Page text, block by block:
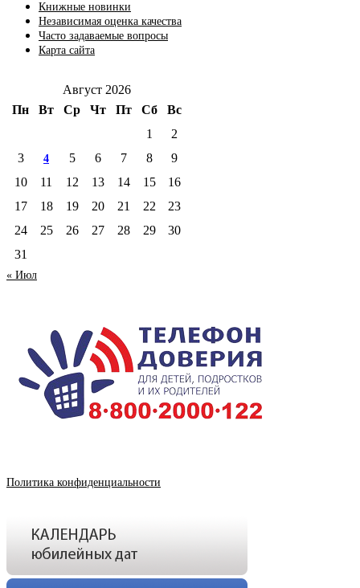
Книжные новинки
Независимая оценка качества
Часто задаваемые вопросы
Карта сайта
Август 2026
Пн
Вт Ср Чт Пт Сб
Вс
1
2
3
4 5 6 7 8
9
10
11 12 13 14 15
16
17
18 19 20 21 22
23
24
25 26 27 28 29
30
31
« Июл
Политика конфиденциальности